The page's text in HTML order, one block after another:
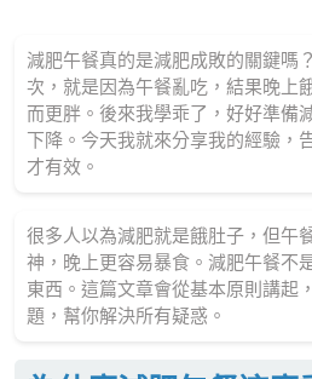
減肥午餐真的是減肥成敗的關鍵嗎
次，就是因為午餐亂吃，結果晚上
而更胖。後來我學乖了，好好準備
下降。今天我就來分享我的經驗，
才有效。
很多人以為減肥就是餓肚子，但午
神，晚上更容易暴食。減肥午餐不
東西。這篇文章會從基本原則講起
題，幫你解決所有疑惑。